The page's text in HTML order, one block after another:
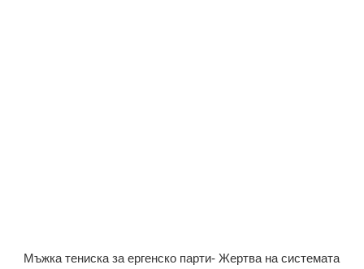
Мъжка тениска за ергенско парти- Жертва на системата